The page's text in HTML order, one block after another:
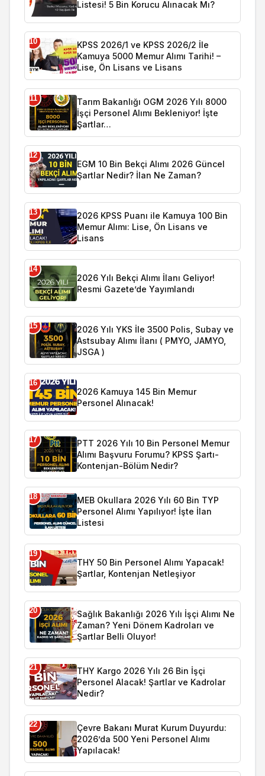
Listesi! 5 Bin Korucu Alınacak Mı?
10
KPSS 2026/1 ve KPSS 2026/2 İle
Kamuya 5000 Memur Alımı Tarihi! –
Lise, Ön Lisans ve Lisans
11
Tarım Bakanlığı OGM 2026 Yılı 8000
İşçi Personel Alımı Bekleniyor! İşte
Şartlar…
12
EGM 10 Bin Bekçi Alımı 2026 Güncel
Şartlar Nedir? İlan Ne Zaman?
13
2026 KPSS Puanı ile Kamuya 100 Bin
Memur Alımı: Lise, Ön Lisans ve
Lisans
14
2026 Yılı Bekçi Alımı İlanı Geliyor!
Resmi Gazete’de Yayımlandı
15
2026 Yılı YKS İle 3500 Polis, Subay ve
Astsubay Alımı İlanı ( PMYO, JAMYO,
JSGA )
16
2026 Kamuya 145 Bin Memur
Personel Alınacak!
17
PTT 2026 Yılı 10 Bin Personel Memur
Alımı Başvuru Forumu? KPSS Şartı-
Kontenjan-Bölüm Nedir?
18
MEB Okullara 2026 Yılı 60 Bin TYP
Personel Alımı Yapılıyor! İşte İlan
Listesi
19
THY 50 Bin Personel Alımı Yapacak!
Şartlar, Kontenjan Netleşiyor
20
Sağlık Bakanlığı 2026 Yılı İşçi Alımı Ne
Zaman? Yeni Dönem Kadroları ve
Şartlar Belli Oluyor!
21
THY Kargo 2026 Yılı 26 Bin İşçi
Personel Alacak! Şartlar ve Kadrolar
Nedir?
22
Çevre Bakanı Murat Kurum Duyurdu:
2026’da 500 Yeni Personel Alımı
Yapılacak!